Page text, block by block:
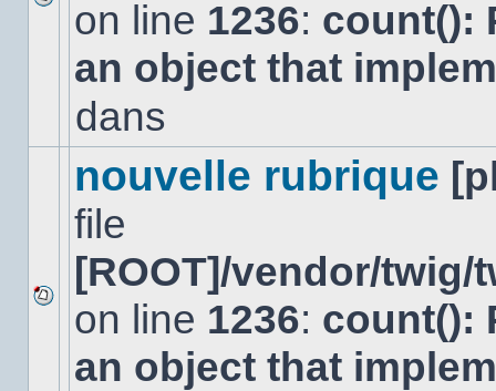
Aucun
nouveau
message
non-
dans
on line 1236: count():
an object that
dans
Aucun
nouveau
message
non-
nouvelle rubrique
file
[ROOT]/vendor/
on line 1236: count():
an object that